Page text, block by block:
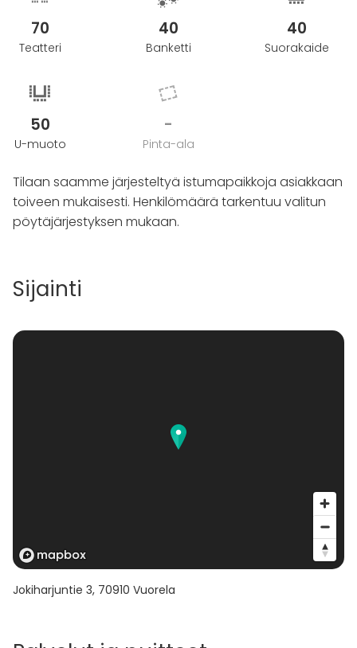
70
Teatteri
40
Banketti
40
Suorakaide
50
U-muoto
-
Pinta-ala
Tilaan saamme järjesteltyä istumapaikkoja asiakkaan
toiveen mukaisesti. Henkilömäärä tarkentuu valitun
pöytäjärjestyksen mukaan.
Sijainti
Jokiharjuntie 3, 70910 Vuorela